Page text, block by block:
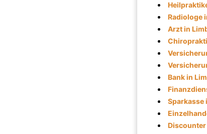
Radiologe
Arzt in
Bank in
Sparkasse